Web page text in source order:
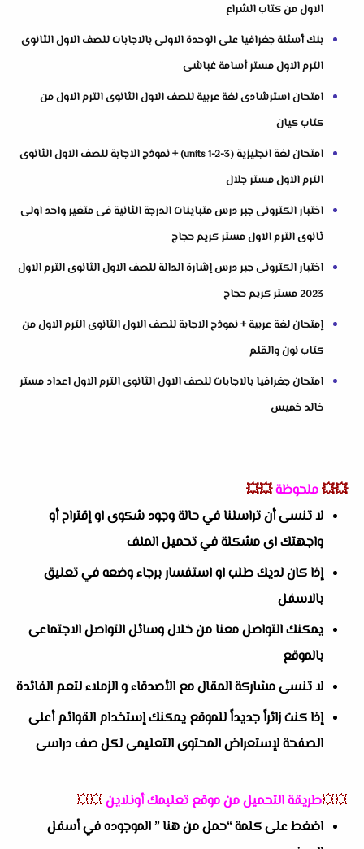
الاول من كتاب الشراع
بنك أسئلة جغرافيا على الوحدة الاولى بالاجابات للصف الاول الثانوى
الترم الاول مستر أسامة غباشى
امتحان استرشادى لغة عربية للصف الاول الثانوى الترم الاول من
كتاب كيان
امتحان لغة انجليزية (units 1-2-3) + نموذج الاجابة للصف الاول الثانوى
الترم الاول مستر جلال
اختبار الكترونى جبر درس متباينات الدرجة الثانية فى متغير واحد اولى
ثانوى الترم الاول مستر كريم حجاج
اختبار الكترونى جبر درس إشارة الدالة للصف الاول الثانوى الترم الاول
2023 مستر كريم حجاج
إمتحان لغة عربية + نموذج الاجابة للصف الاول الثانوى الترم الاول من
كتاب نون والقلم
امتحان جغرافيا بالاجابات للصف الاول الثانوى الترم الاول اعداد مستر
خالد خميس
💥💥ملحوظة💥💥
لا تنسى أن تراسلنا في حالة وجود شكوى او إقتراح أو
واجهتك اى مشكلة في تحميل الملف
إذا كان لديك طلب او استفسار برجاء وضعه في تعليق
بالاسفل
يمكنك التواصل معنا من خلال وسائل التواصل الاجتماعى
بالموقع
لا تنسى مشاركة المقال مع الأصدقاء و الزملاء لتعم الفائدة
إذا كنت زائراً جديداً للموقع يمكنك إستخدام القوائم أعلى
الصفحة لإستعراض المحتوى التعليمى لكل صف دراسى
💥💥طريقة التحميل من موقع تعليمك أونلاين💥💥
اضغط على كلمة “حمل من هنا ” الموجوده في أسفل